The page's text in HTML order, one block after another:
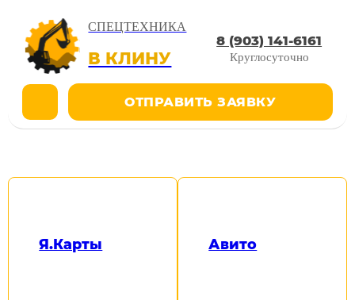
СПЕЦТЕХНИКА
В КЛИНУ
8 (903) 141-6161
Круглосуточно
ОТПРАВИТЬ ЗАЯВКУ
МАНИПУЛЯТОР SCANIA
Я.Карты Авито